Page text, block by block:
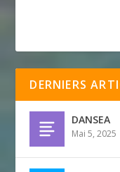
DERNIERS
DANSEA
Mai 5, 2025